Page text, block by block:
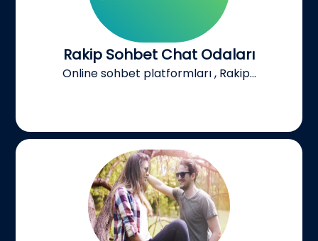
Rakip Sohbet Chat Odaları
Online sohbet platformları , Rakip...